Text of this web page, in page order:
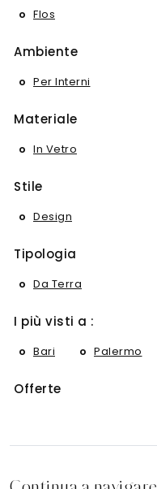
Flos
Ambiente
Per Interni
Materiale
In Vetro
Stile
Design
Tipologia
Da Terra
I più visti a :
Bari Palermo
Offerte